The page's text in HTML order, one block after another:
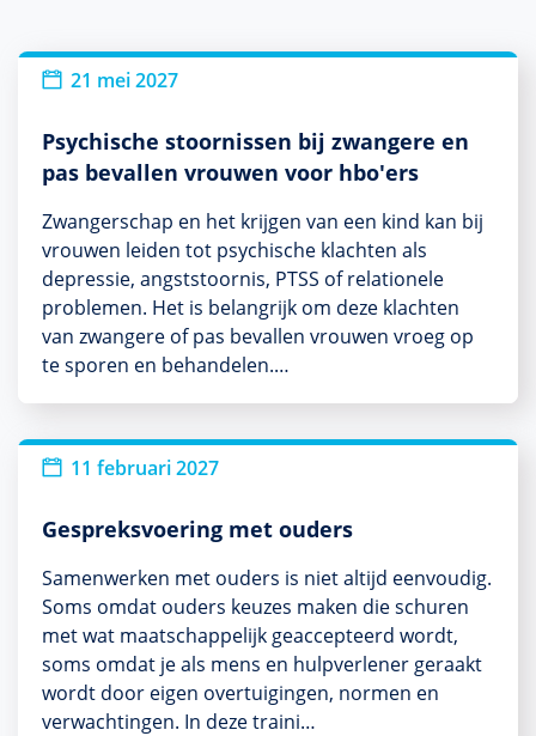
21 mei 2027
Psychische stoornissen bij zwangere en
pas bevallen vrouwen voor hbo'ers
Zwangerschap en het krijgen van een kind kan bij
vrouwen leiden tot psychische klachten als
depressie, angststoornis, PTSS of relationele
problemen. Het is belangrijk om deze klachten
van zwangere of pas bevallen vrouwen vroeg op
te sporen en behandelen.…
11 februari 2027
Gespreksvoering met ouders
Samenwerken met ouders is niet altijd eenvoudig.
Soms omdat ouders keuzes maken die schuren
met wat maatschappelijk geaccepteerd wordt,
soms omdat je als mens en hulpverlener geraakt
wordt door eigen overtuigingen, normen en
verwachtingen. In deze traini…